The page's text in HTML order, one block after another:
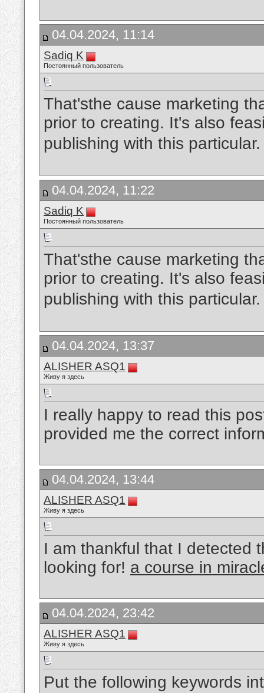
04.04.2024, 11:14
Sadiq K
Постоянный пользователь
That'sthe cause marketing
prior to creating. It's also
publishing with this
04.04.2024, 11:22
Sadiq K
Постоянный пользователь
That'sthe cause marketing
prior to creating. It's also
publishing with this
04.04.2024, 13:37
ALISHER ASQ1
Живу я здесь
I really happy to read this
provided me the correct
04.04.2024, 13:44
ALISHER ASQ1
Живу я здесь
I am thankful that I detected
looking for! a course in
04.04.2024, 23:42
ALISHER ASQ1
Живу я здесь
Put the following keywords